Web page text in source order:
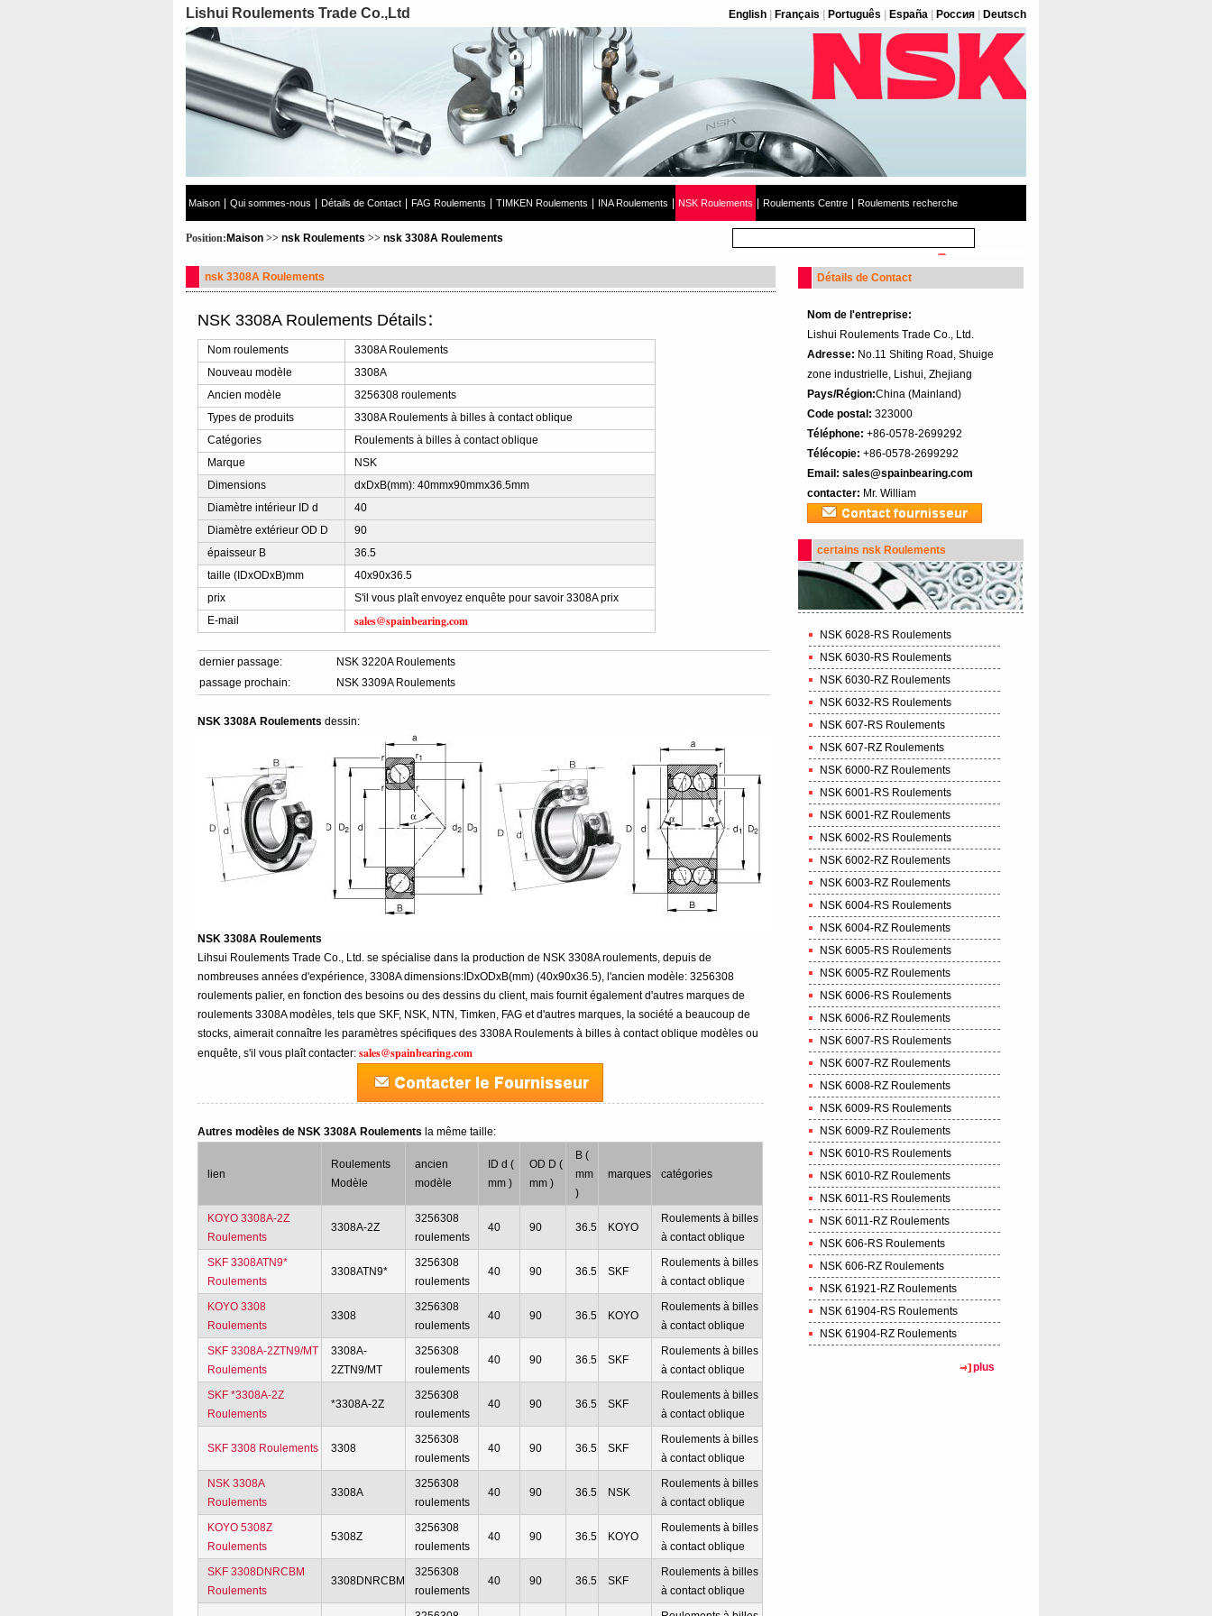
Lishui Roulements Trade Co.,Ltd English Français Português España Россия Deutsch
Maison Qui sommes-nous Détails de Contact FAG Roulements TIMKEN Roulements INA Roulements NSK Roulements Roulements Centre Roulements recherche
Position: Maison >> nsk Roulements >> nsk 3308A Roulements
nsk 3308A Roulements
NSK 3308A Roulements Détails：
Nom roulements
3308A Roulements
Nouveau modèle
3308A
Ancien modèle
3256308 roulements
Types de produits
3308A Roulements à billes à contact oblique
Catégories
Roulements à billes à contact oblique
Marque
NSK
Dimensions
dxDxB(mm): 40mmx90mmx36.5mm
Diamètre intérieur ID d
40
Diamètre extérieur OD D
90
épaisseur B
36.5
taille (IDxODxB)mm
40x90x36.5
prix
S'il vous plaît envoyez enquête pour savoir 3308A prix
E-mail
sales@spainbearing.com
dernier passage:
NSK 3220A Roulements
passage prochain:
NSK 3309A Roulements
NSK 3308A Roulements dessin:
NSK 3308A Roulements
Lihsui Roulements Trade Co., Ltd. se spécialise dans la production de NSK 3308A roulements, depuis de
nombreuses années d'expérience, 3308A dimensions:IDxODxB(mm) (40x90x36.5), l'ancien modèle: 3256308
roulements palier, en fonction des besoins ou des dessins du client, mais fournit également d'autres marques de
roulements 3308A modèles, tels que SKF, NSK, NTN, Timken, FAG et d'autres marques, la société a beaucoup de
stocks, aimerait connaître les paramètres spécifiques des 3308A Roulements à billes à contact oblique modèles ou
enquête, s'il vous plaît contacter:sales@spainbearing.com
Autres modèles de NSK 3308A Roulements la même taille:
lien
Roulements
Modèle
ancien
modèle
ID d (
mm )
OD D (
mm )
B (
mm
)
marques catégories
KOYO 3308A-2Z
Roulements
3308A-2Z
3256308
roulements
40 90 36.5 KOYO
Roulements à billes
à contact oblique
SKF 3308ATN9*
Roulements
3308ATN9*
3256308
roulements
40 90 36.5 SKF
Roulements à billes
à contact oblique
KOYO 3308
Roulements
3308
3256308
roulements
40 90 36.5 KOYO
Roulements à billes
à contact oblique
SKF 3308A-2ZTN9/MT
Roulements
3308A-
2ZTN9/MT
3256308
roulements
40 90 36.5 SKF
Roulements à billes
à contact oblique
SKF *3308A-2Z
Roulements
*3308A-2Z
3256308
roulements
40 90 36.5 SKF
Roulements à billes
à contact oblique
SKF 3308 Roulements 3308
3256308
roulements
40 90 36.5 SKF
Roulements à billes
à contact oblique
NSK 3308A
Roulements
3308A
3256308
roulements
40 90 36.5 NSK
Roulements à billes
à contact oblique
KOYO 5308Z
Roulements
5308Z
3256308
roulements
40 90 36.5 KOYO
Roulements à billes
à contact oblique
SKF 3308DNRCBM
Roulements
3308DNRCBM
3256308
roulements
40 90 36.5 SKF
Roulements à billes
à contact oblique
Détails de Contact
Nom de l'entreprise:
Lishui Roulements Trade Co., Ltd.
Adresse: No.11 Shiting Road, Shuige
zone industrielle, Lishui, Zhejiang
Pays/Région:China (Mainland)‎
Code postal: 323000
Téléphone: +86-0578-2699292
Télécopie: +86-0578-2699292
Email: sales@spainbearing.com
contacter: Mr. William
certains nsk Roulements
NSK 6028-RS Roulements
NSK 6030-RS Roulements
NSK 6030-RZ Roulements
NSK 6032-RS Roulements
NSK 607-RS Roulements
NSK 607-RZ Roulements
NSK 6000-RZ Roulements
NSK 6001-RS Roulements
NSK 6001-RZ Roulements
NSK 6002-RS Roulements
NSK 6002-RZ Roulements
NSK 6003-RZ Roulements
NSK 6004-RS Roulements
NSK 6004-RZ Roulements
NSK 6005-RS Roulements
NSK 6005-RZ Roulements
NSK 6006-RS Roulements
NSK 6006-RZ Roulements
NSK 6007-RS Roulements
NSK 6007-RZ Roulements
NSK 6008-RZ Roulements
NSK 6009-RS Roulements
NSK 6009-RZ Roulements
NSK 6010-RS Roulements
NSK 6010-RZ Roulements
NSK 6011-RS Roulements
NSK 6011-RZ Roulements
NSK 606-RS Roulements
NSK 606-RZ Roulements
NSK 61921-RZ Roulements
NSK 61904-RS Roulements
NSK 61904-RZ Roulements
plus